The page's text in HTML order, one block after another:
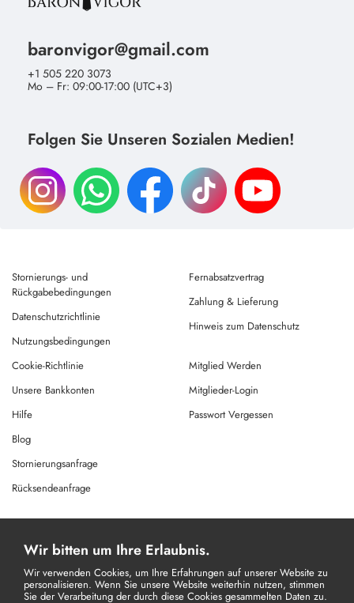
baronvigor@gmail.com
+1 505 220 3073
Mo – Fr: 09:00-17:00 (UTC+3)
Folgen Sie Unseren Sozialen Medien!
Stornierungs- und
Rückgabebedingungen
Datenschutzrichtlinie
Nutzungsbedingungen
Fernabsatzvertrag
Zahlung & Lieferung
Hinweis zum Datenschutz
Cookie-Richtlinie
Unsere Bankkonten
Hilfe
Mitglied Werden
Mitglieder-Login
Passwort Vergessen
Blog
Stornierungsanfrage
Rücksendeanfrage
© Copyright 2026 Alle Rechte Vorbehalten.
Powered ByAMERKEZ LLC
Wir bitten um Ihre Erlaubnis.
Wir verwenden Cookies, um Ihre Erfahrungen auf unserer Website zu
personalisieren. Wenn Sie unsere Website weiterhin nutzen, stimmen
Sie der Verarbeitung der durch diese Cookies gesammelten Daten zu.